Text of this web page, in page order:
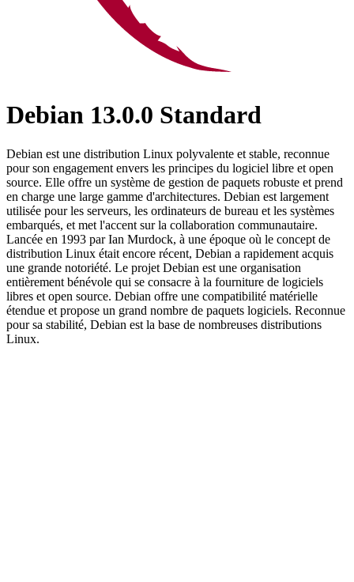
Debian 13.0.0 Standard
Debian est une distribution Linux polyvalente et stable, reconnue
pour son engagement envers les principes du logiciel libre et open
source. Elle offre un système de gestion de paquets robuste et prend
en charge une large gamme d'architectures. Debian est largement
utilisée pour les serveurs, les ordinateurs de bureau et les systèmes
embarqués, et met l'accent sur la collaboration communautaire.
Lancée en 1993 par Ian Murdock, à une époque où le concept de
distribution Linux était encore récent, Debian a rapidement acquis
une grande notoriété. Le projet Debian est une organisation
entièrement bénévole qui se consacre à la fourniture de logiciels
libres et open source. Debian offre une compatibilité matérielle
étendue et propose un grand nombre de paquets logiciels. Reconnue
pour sa stabilité, Debian est la base de nombreuses distributions
Linux.